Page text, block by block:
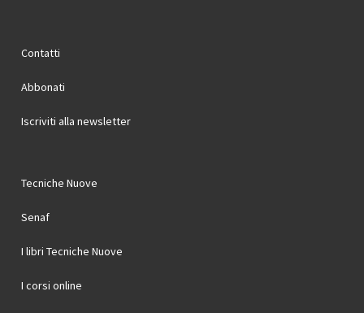
Contatti
Abbonati
Iscriviti alla newsletter
Tecniche Nuove
Senaf
I libri Tecniche Nuove
I corsi online